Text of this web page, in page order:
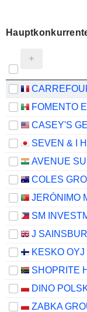
COLES
J
KESKO OYJ
SHOPRITE
DINO
ZABKA